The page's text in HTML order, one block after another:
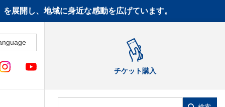
展開し、地域に身近な感動を広げています。
チケット購入